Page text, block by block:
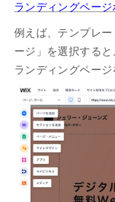
ランディングペー
例えば、テンプレ
ージ」を選択する
ランディングページ